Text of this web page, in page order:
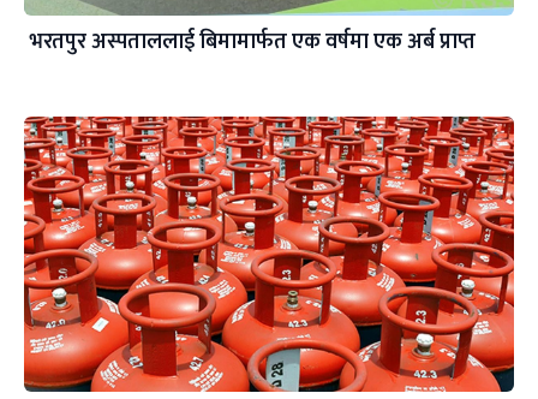
भरतपुर अस्पताललाई बिमामार्फत एक वर्षमा एक अर्ब प्राप्त